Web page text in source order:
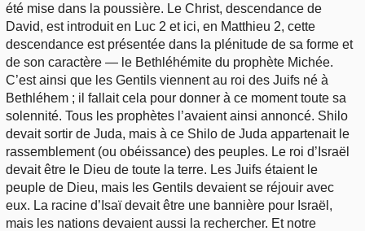
été mise dans la poussière. Le Christ, descendance de
David, est introduit en Luc 2 et ici, en Matthieu 2, cette
descendance est présentée dans la plénitude de sa forme et
de son caractère — le Bethléhémite du prophète Michée.
C’est ainsi que les Gentils viennent au roi des Juifs né à
Bethléhem ; il fallait cela pour donner à ce moment toute sa
solennité. Tous les prophètes l’avaient ainsi annoncé. Shilo
devait sortir de Juda, mais à ce Shilo de Juda appartenait le
rassemblement (ou obéissance) des peuples. Le roi d’Israël
devait être le Dieu de toute la terre. Les Juifs étaient le
peuple de Dieu, mais les Gentils devaient se réjouir avec
eux. La racine d’Isaï devait être une bannière pour Israël,
mais les nations devaient aussi la rechercher. Et notre